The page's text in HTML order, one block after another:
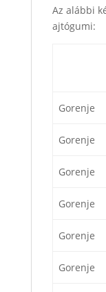
Az alábbi
ajtógumi:
Gorenje
Gorenje
Gorenje
Gorenje
Gorenje
Gorenje